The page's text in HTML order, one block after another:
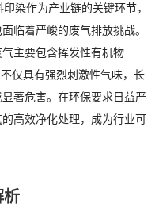
染作为产业链的关键环节，
临着严峻的废气排放挑战。
主要包含挥发性有机物
仅具有强烈刺激性气味，长
著危害。在环保要求日益严
高效净化处理，成为行业可
析